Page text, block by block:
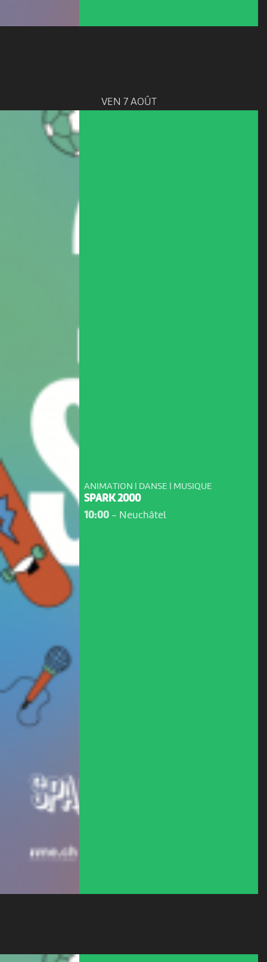
VEN 7 AOÛT
ANIMATION | DANSE | MUSIQUE
SPARK 2000
10:00- Neuchâtel